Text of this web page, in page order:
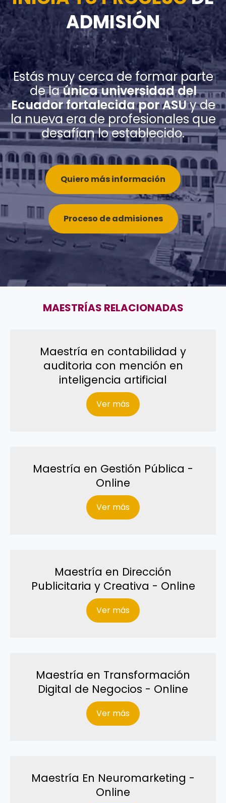
ADMISIÓN
Estás muy cerca de formar parte
de laúnica universidad del
Ecuador fortalecida por ASUy de
la nueva era de profesionales que
desafían lo establecido.
Quiero más información
Proceso de admisiones
MAESTRÍAS RELACIONADAS
Maestría en contabilidad y
auditoria con mención en
inteligencia artificial
Ver más
Maestría en Gestión Pública -
Online
Ver más
Maestría en Dirección
Publicitaria y Creativa - Online
Ver más
Maestría en Transformación
Digital de Negocios - Online
Ver más
Maestría En Neuromarketing -
Online